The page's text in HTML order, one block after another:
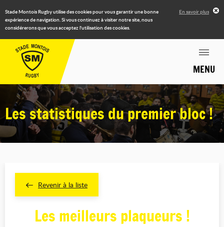
Stade Montois Rugby utilise des cookies pour vous garantir une bonne
expérience de navigation. Si vous continuez à visiter notre site, nous
considérerons que vous acceptez l'utilisation des cookies.
En savoir plus
MENU
Les statistiques du premier bloc !
Revenir à la liste
Les meilleurs plaqueurs !